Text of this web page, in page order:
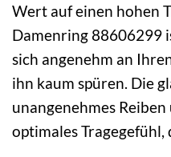
Wert auf einen hohen
Damenring 88606299
sich angenehm an
ihn kaum spüren. Die
unangenehmes
optimales Tragegefühl,